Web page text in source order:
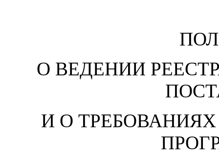
О ВЕДЕНИИ
И О